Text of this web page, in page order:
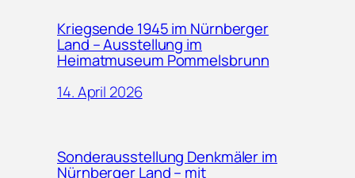
Kriegsende 1945 im Nürnberger
Land – Ausstellung im
Heimatmuseum Pommelsbrunn
14. April 2026
Sonderausstellung Denkmäler im
Nürnberger Land – mit